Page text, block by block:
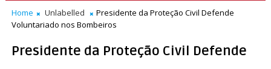
Home Unlabelled
Presidente da Proteção Civil Defende
Voluntariado nos Bombeiros
Presidente da Proteção Civil Defende